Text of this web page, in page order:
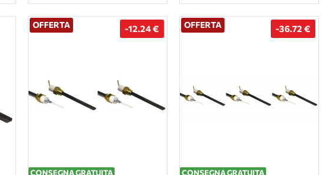
OFFERTA
CONSEGNA GRATUITA
-12.24 € OFFERTA
CONSEGNA GRATUITA
-36.72 €